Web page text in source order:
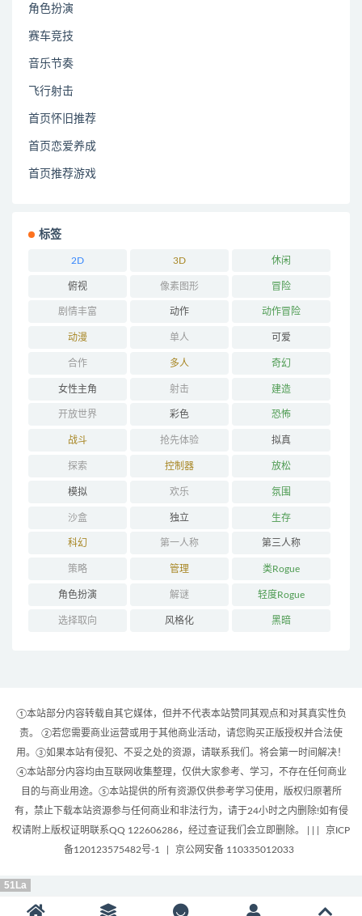
角色扮演
赛车竞技
音乐节奏
飞行射击
首页怀旧推荐
首页恋爱养成
首页推荐游戏
标签
2D 3D 休闲
俯视 像素图形 冒险
剧情丰富 动作 动作冒险
动漫 单人 可爱
合作 多人 奇幻
女性主角 射击 建造
开放世界 彩色 恐怖
战斗 抢先体验 拟真
探索 控制器 放松
模拟 欢乐 氛围
沙盒 独立 生存
科幻 第一人称 第三人称
策略 管理 类Rogue
角色扮演 解谜 轻度Rogue
选择取向 风格化 黑暗
①本站部分内容转载自其它媒体，但并不代表本站赞同其观点和对其真实性负
责。 ②若您需要商业运营或用于其他商业活动，请您购买正版授权并合法使
用。③如果本站有侵犯、不妥之处的资源，请联系我们。将会第一时间解决！
④本站部分内容均由互联网收集整理，仅供大家参考、学习，不存在任何商业
目的与商业用途。⑤本站提供的所有资源仅供参考学习使用，版权归原著所
有，禁止下载本站资源参与任何商业和非法行为，请于24小时之内删除!如有侵
权请附上版权证明联系QQ 122606286，经过查证我们会立即删除。 | |
京ICP
备120123575482号-1
京公网安备 110335012033
51La